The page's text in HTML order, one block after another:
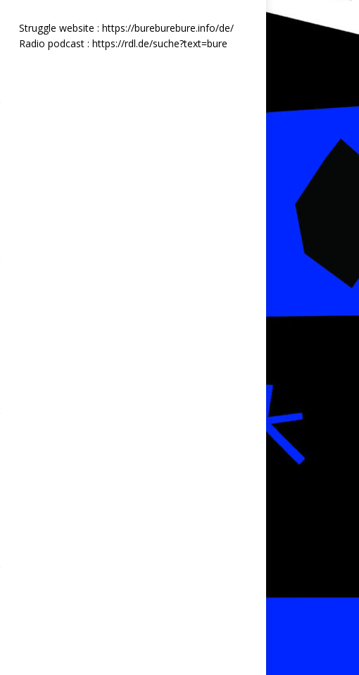
Struggle website : https://bureburebure.info/de/
Radio podcast : https://rdl.de/suche?text=bure